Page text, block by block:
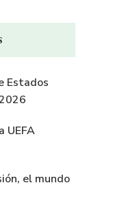
Estados
UEFA
el mundo